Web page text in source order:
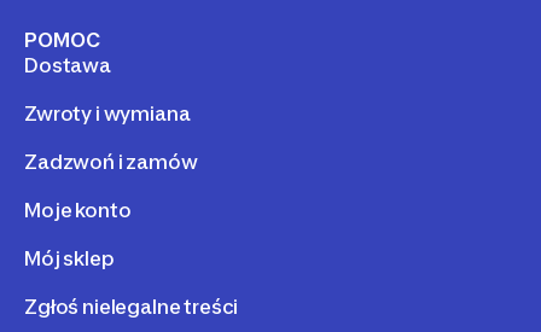
POMOC
Dostawa
Zwroty i wymiana
Zadzwoń i zamów
Moje konto
Mój sklep
Zgłoś nielegalne treści